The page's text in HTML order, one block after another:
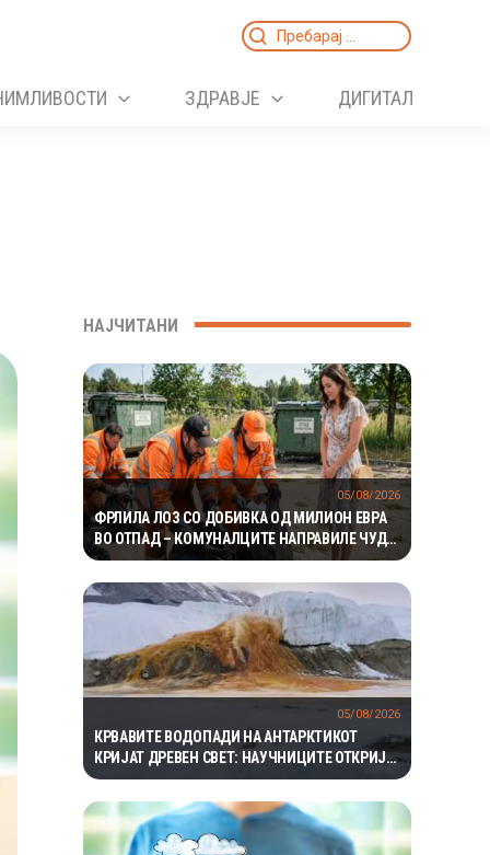
Search
ЗДРАВЈЕ ДИГИТАЛ
НАЈЧИТАНИ
ФРЛИЛА ЛОЗ СО ДОБИВКА ОД МИЛИОН ЕВРА
ВО ОТПАД – КОМУНАЛЦИТЕ НАПРАВИЛЕ ЧУДО
ЗА ДА ГО ПРОНАЈДАТ
05/08/2026
КРВАВИТЕ ВОДОПАДИ НА АНТАРКТИКОТ
КРИЈАТ ДРЕВЕН СВЕТ: НАУЧНИЦИТЕ ОТКРИЈА
ЕКОСИСТЕМ ИЗОЛИРАН ПОВЕЌЕ ОД 1,5
МИЛИОНИ ГОДИНИ
05/08/2026